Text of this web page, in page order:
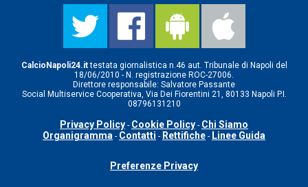
CalcioNapoli24.ittestata giornalistica n.46 aut. Tribunale di Napoli del
18/06/2010 - N. registrazione ROC-27006.
Direttore responsabile: Salvatore Passante
Social Multiservice Cooperativa, Via Dei Fiorentini 21, 80133 Napoli P.I.
08796131210
Privacy Policy - Cookie Policy - Chi Siamo
Organigramma - Contatti - Rettifiche - Linee Guida
Preferenze Privacy